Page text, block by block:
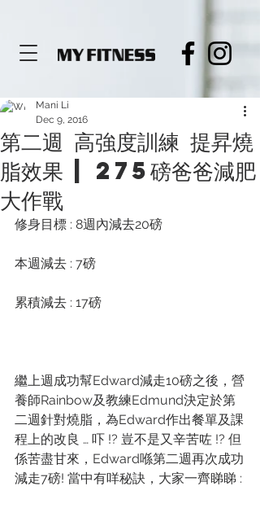
第二週 高強度訓練 提昇燒
脂效果 | 275磅爸爸減肥
大作戰
Mani Li
Dec 9, 2016
修身目標 : 8週內減去20磅​
本週減去 : 7磅
累積減去 : 17磅
繼上週成功幫Edward減走10磅之後，營
養師Rainbow及教練Edmund決定於第
二週針對燒脂，為Edward作出餐單及課
程上的改良 … 吓 !? 豈不是又辛苦咗 !? 但
係苦盡甘來，Edward喺第二週再次成功
減走7磅! 當中有咩秘訣，大家一齊睇睇 :